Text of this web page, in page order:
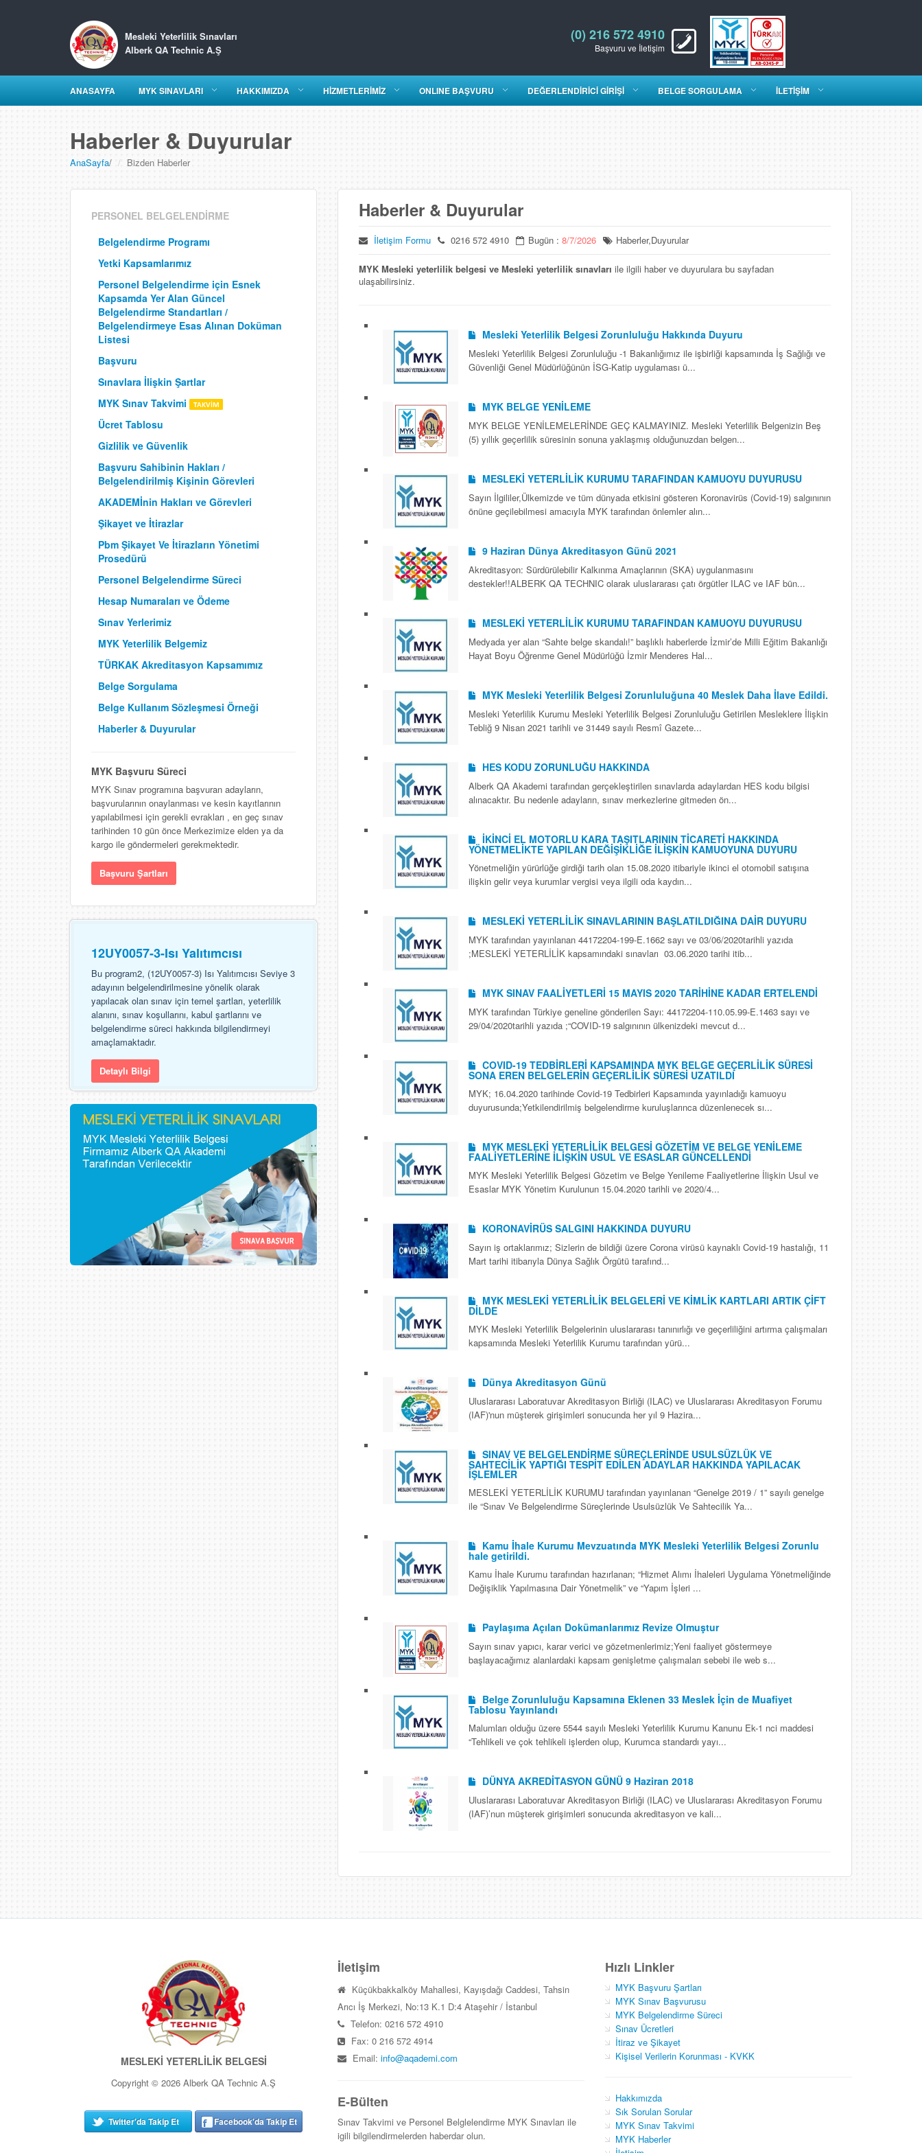
Mesleki Yeterlilik Sınavları
Alberk QA Technic A.Ş
(0) 216 572 4910
Başvuru ve İletişim
ANASAYFA MYK SINAVLARI HAKKIMIZDA HİZMETLERİMİZ ONLINE BAŞVURU DEĞERLENDİRİCİ GİRİŞİ BELGE SORGULAMA İLETİŞİM
Haberler & Duyurular
AnaSayfa/ Bizden Haberler
PERSONEL BELGELENDİRME
Belgelendirme Programı
Yetki Kapsamlarımız
Personel Belgelendirme için Esnek
Kapsamda Yer Alan Güncel
Belgelendirme Standartları /
Belgelendirmeye Esas Alınan Doküman
Listesi
Başvuru
Sınavlara İlişkin Şartlar
MYK Sınav Takvimi
Ücret Tablosu
Gizlilik ve Güvenlik
Başvuru Sahibinin Hakları /
Belgelendirilmiş Kişinin Görevleri
AKADEMİnin Hakları ve Görevleri
Şikayet ve İtirazlar
Pbm Şikayet Ve İtirazların Yönetimi
Prosedürü
Personel Belgelendirme Süreci
Hesap Numaraları ve Ödeme
Sınav Yerlerimiz
MYK Yeterlilik Belgemiz
TÜRKAK Akreditasyon Kapsamımız
Belge Sorgulama
Belge Kullanım Sözleşmesi Örneği
Haberler & Duyurular
MYK Başvuru Süreci
MYK Sınav programına başvuran adayların,
başvurularının onaylanması ve kesin kayıtlarının
yapılabilmesi için gerekli evrakları , en geç sınav
tarihinden 10 gün önce Merkezimize elden ya da
kargo ile göndermeleri gerekmektedir.
Başvuru Şartları
12UY0057-3-Isı Yalıtımcısı
Bu program2, (12UY0057-3) Isı Yalıtımcısı Seviye 3
adayının belgelendirilmesine yönelik olarak
yapılacak olan sınav için temel şartları, yeterlilik
alanını, sınav koşullarını, kabul şartlarını ve
belgelendirme süreci hakkında bilgilendirmeyi
amaçlamaktadır.
Detaylı Bilgi
Haberler & Duyurular
İletişim Formu 0216 572 4910 Bugün : 8/7/2026 Haberler,Duyurular
MYK Mesleki yeterlilik belgesi ve Mesleki yeterlilik sınavları ile ilgili haber ve duyurulara bu sayfadan
ulaşabilirsiniz.
Mesleki Yeterlilik Belgesi Zorunluluğu Hakkında Duyuru
Mesleki Yeterlilik Belgesi Zorunluluğu -1 Bakanlığımız ile işbirliği kapsamında İş Sağlığı ve
Güvenliği Genel Müdürlüğünün İSG-Katip uygulaması ü...
MYK BELGE YENİLEME
MYK BELGE YENİLEMELERİNDE GEÇ KALMAYINIZ. Mesleki Yeterlilik Belgenizin Beş
(5) yıllık geçerlilik süresinin sonuna yaklaşmış olduğunuzdan belgen...
MESLEKİ YETERLİLİK KURUMU TARAFINDAN KAMUOYU DUYURUSU
Sayın İlgililer,Ülkemizde ve tüm dünyada etkisini gösteren Koronavirüs (Covid-19) salgınının
önüne geçilebilmesi amacıyla MYK tarafından önlemler alın...
9 Haziran Dünya Akreditasyon Günü 2021
Akreditasyon: Sürdürülebilir Kalkınma Amaçlarının (SKA) uygulanmasını
destekler!!ALBERK QA TECHNIC olarak uluslararası çatı örgütler ILAC ve IAF bün...
MESLEKİ YETERLİLİK KURUMU TARAFINDAN KAMUOYU DUYURUSU
Medyada yer alan “Sahte belge skandalı!” başlıklı haberlerde İzmir’de Milli Eğitim Bakanlığı
Hayat Boyu Öğrenme Genel Müdürlüğü İzmir Menderes Hal...
MYK Mesleki Yeterlilik Belgesi Zorunluluğuna 40 Meslek Daha İlave Edildi.
Mesleki Yeterlilik Kurumu Mesleki Yeterlilik Belgesi Zorunluluğu Getirilen Mesleklere İlişkin
Tebliğ 9 Nisan 2021 tarihli ve 31449 sayılı Resmî Gazete...
HES KODU ZORUNLUĞU HAKKINDA
Alberk QA Akademi tarafından gerçekleştirilen sınavlarda adaylardan HES kodu bilgisi
alınacaktır. Bu nedenle adayların, sınav merkezlerine gitmeden ön...
İKİNCİ EL MOTORLU KARA TAŞITLARININ TİCARETİ HAKKINDA
YÖNETMELİKTE YAPILAN DEĞİŞİKLİĞE İLİŞKİN KAMUOYUNA DUYURU
Yönetmeliğin yürürlüğe girdiği tarih olan 15.08.2020 itibariyle ikinci el otomobil satışına
ilişkin gelir veya kurumlar vergisi veya ilgili oda kaydın...
MESLEKİ YETERLİLİK SINAVLARININ BAŞLATILDIĞINA DAİR DUYURU
MYK tarafından yayınlanan 44172204-199-E.1662 sayı ve 03/06/2020tarihli yazıda
;MESLEKİ YETERLİLİK kapsamındaki sınavları 03.06.2020 tarihi itib...
MYK SINAV FAALİYETLERİ 15 MAYIS 2020 TARİHİNE KADAR ERTELENDİ
MYK tarafından Türkiye geneline gönderilen Sayı: 44172204-110.05.99-E.1463 sayı ve
29/04/2020tarihli yazıda ;“COVID-19 salgınının ülkenizdeki mevcut d...
COVID-19 TEDBİRLERİ KAPSAMINDA MYK BELGE GEÇERLİLİK SÜRESİ
SONA EREN BELGELERİN GEÇERLİLİK SÜRESİ UZATILDI
MYK; 16.04.2020 tarihinde Covid-19 Tedbirleri Kapsamında yayınladığı kamuoyu
duyurusunda;Yetkilendirilmiş belgelendirme kuruluşlarınca düzenlenecek sı...
MYK MESLEKİ YETERLİLİK BELGESİ GÖZETİM VE BELGE YENİLEME
FAALİYETLERİNE İLİŞKİN USUL VE ESASLAR GÜNCELLENDİ
MYK Mesleki Yeterlilik Belgesi Gözetim ve Belge Yenileme Faaliyetlerine İlişkin Usul ve
Esaslar MYK Yönetim Kurulunun 15.04.2020 tarihli ve 2020/4...
KORONAVİRÜS SALGINI HAKKINDA DUYURU
Sayın iş ortaklarımız; Sizlerin de bildiği üzere Corona virüsü kaynaklı Covid-19 hastalığı, 11
Mart tarihi itibarıyla Dünya Sağlık Örgütü tarafınd...
MYK MESLEKİ YETERLİLİK BELGELERİ VE KİMLİK KARTLARI ARTIK ÇİFT
DİLDE
MYK Mesleki Yeterlilik Belgelerinin uluslararası tanınırlığı ve geçerliliğini artırma çalışmaları
kapsamında Mesleki Yeterlilik Kurumu tarafından yürü...
Dünya Akreditasyon Günü
Uluslararası Laboratuvar Akreditasyon Birliği (ILAC) ve Uluslararası Akreditasyon Forumu
(IAF)'nun müşterek girişimleri sonucunda her yıl 9 Hazira...
SINAV VE BELGELENDİRME SÜREÇLERİNDE USULSÜZLÜK VE
SAHTECİLİK YAPTIĞI TESPİT EDİLEN ADAYLAR HAKKINDA YAPILACAK
İŞLEMLER
MESLEKİ YETERLİLİK KURUMU tarafından yayınlanan “Genelge 2019 / 1” sayılı genelge
ile “Sınav Ve Belgelendirme Süreçlerinde Usulsüzlük Ve Sahtecilik Ya...
Kamu İhale Kurumu Mevzuatında MYK Mesleki Yeterlilik Belgesi Zorunlu
hale getirildi.
Kamu İhale Kurumu tarafından hazırlanan; “Hizmet Alımı İhaleleri Uygulama Yönetmeliğinde
Değişiklik Yapılmasına Dair Yönetmelik” ve “Yapım İşleri ...
Paylaşıma Açılan Dokümanlarımız Revize Olmuştur
Sayın sınav yapıcı, karar verici ve gözetmenlerimiz;Yeni faaliyet göstermeye
başlayacağımız alanlardaki kapsam genişletme çalışmaları sebebi ile web s...
Belge Zorunluluğu Kapsamına Eklenen 33 Meslek İçin de Muafiyet
Tablosu Yayınlandı
Malumları olduğu üzere 5544 sayılı Mesleki Yeterlilik Kurumu Kanunu Ek-1 nci maddesi
“Tehlikeli ve çok tehlikeli işlerden olup, Kurumca standardı yayı...
DÜNYA AKREDİTASYON GÜNÜ 9 Haziran 2018
Uluslararası Laboratuvar Akreditasyon Birliği (ILAC) ve Uluslararası Akreditasyon Forumu
(IAF)’nun müşterek girişimleri sonucunda akreditasyon ve kali...
MESLEKİ YETERLİLİK BELGESİ
Copyright © 2026 Alberk QA Technic A.Ş
Twitter'da Takip Et Facebook'da Takip Et
İletişim
Küçükbakkalköy Mahallesi, Kayışdağı Caddesi, Tahsin
Arıcı İş Merkezi, No:13 K.1 D:4 Ataşehir / İstanbul
Telefon: 0216 572 4910
Fax: 0 216 572 4914
Email:info@aqademi.com
E-Bülten
Sınav Takvimi ve Personel Belglelendirme MYK Sınavları ile
igili bilgilendirmelerden haberdar olun.
Hızlı Linkler
MYK Başvuru Şartları
MYK Sınav Başvurusu
MYK Belgelendirme Süreci
Sınav Ücretleri
İtiraz ve Şikayet
Kişisel Verilerin Korunması - KVKK
Hakkımızda
Sık Sorulan Sorular
MYK Sınav Takvimi
MYK Haberler